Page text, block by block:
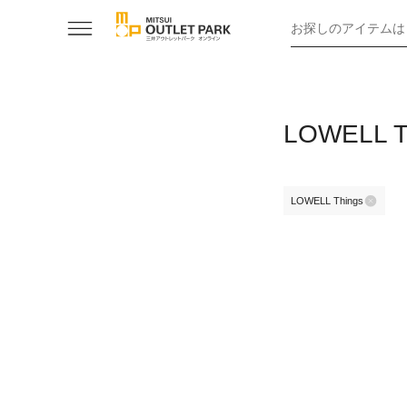
お探しのアイテム
LOWELL
LOWELL Things